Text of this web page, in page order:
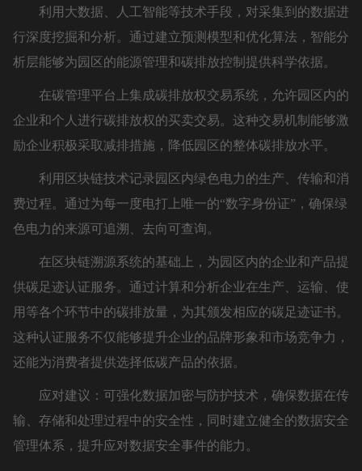
利用大数据、人工智能等技术手段，对采集到的数据进
行深度挖掘和分析。通过建立预测模型和优化算法，智能分
析层能够为园区的能源管理和碳排放控制提供科学依据。
在碳管理平台上集成碳排放权交易系统，允许园区内的
企业和个人进行碳排放权的买卖交易。这种交易机制能够激
励企业积极采取减排措施，降低园区的整体碳排放水平。
利用区块链技术记录园区内绿色电力的生产、传输和消
费过程。通过为每一度电打上唯一的“数字身份证”，确保绿
色电力的来源可追溯、去向可查询。
在区块链溯源系统的基础上，为园区内的企业和产品提
供碳足迹认证服务。通过计算和分析企业在生产、运输、使
用等各个环节中的碳排放量，为其颁发相应的碳足迹证书。
这种认证服务不仅能够提升企业的品牌形象和市场竞争力，
还能为消费者提供选择低碳产品的依据。
应对建议：可强化数据加密与防护技术，确保数据在传
输、存储和处理过程中的安全性，同时建立健全的数据安全
管理体系，提升应对数据安全事件的能力。